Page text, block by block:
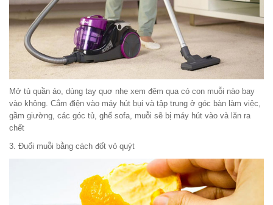
Mở tủ quần áo, dùng tay quơ nhẹ xem đêm qua có con muỗi nào bay
vào không. Cắm điện vào máy hút bụi và tập trung ở góc bàn làm việc,
gầm giường, các góc tủ, ghế sofa, muỗi sẽ bị máy hút vào và lăn ra
chết
3. Đuổi muỗi bằng cách đốt vỏ quýt